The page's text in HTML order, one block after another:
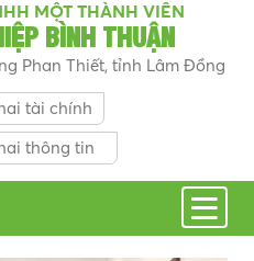
MỘT THÀNH VIÊN
BÌNH THUẬN
Phan Thiết, tỉnh Lâm Đồng
tài chính
thông tin